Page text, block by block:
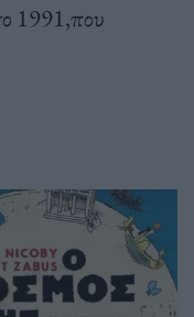
1991,που